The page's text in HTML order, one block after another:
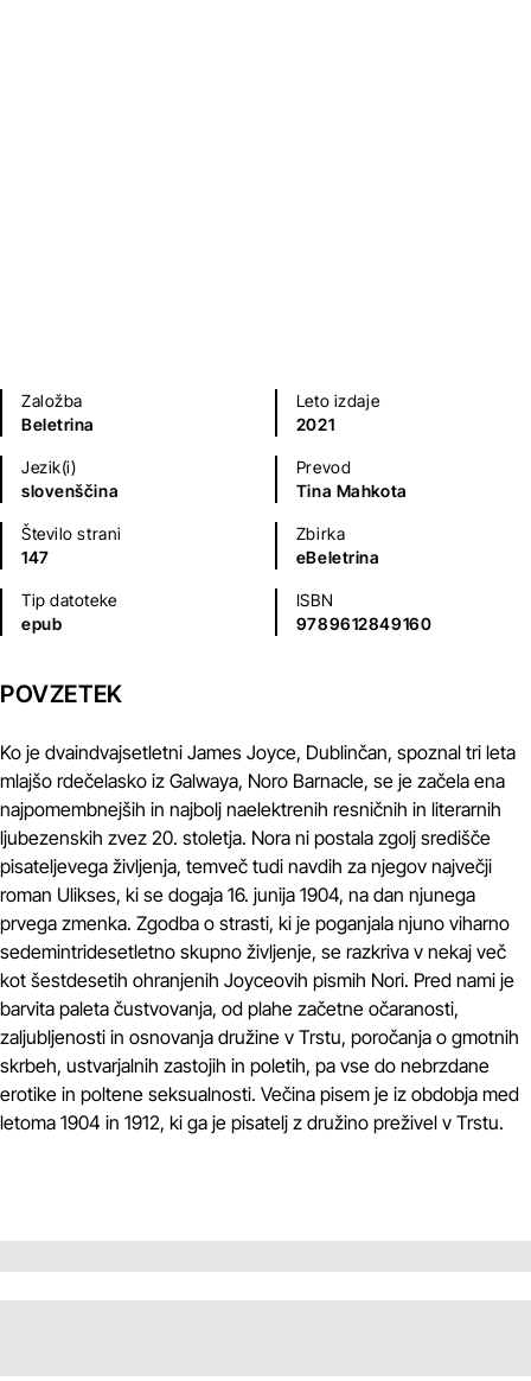
Založba
Beletrina
Leto izdaje
2021
Jezik(i)
slovenščina
Prevod
Tina Mahkota
Število strani
147
Zbirka
eBeletrina
Tip datoteke
epub
ISBN
9789612849160
POVZETEK
Ko je dvaindvajsetletni James Joyce, Dublinčan, spoznal tri leta
mlajšo rdečelasko iz Galwaya, Noro Barnacle, se je začela ena
najpomembnejših in najbolj naelektrenih resničnih in literarnih
ljubezenskih zvez 20. stoletja. Nora ni postala zgolj središče
pisateljevega življenja, temveč tudi navdih za njegov največji
roman Ulikses, ki se dogaja 16. junija 1904, na dan njunega
prvega zmenka. Zgodba o strasti, ki je poganjala njuno viharno
sedemintridesetletno skupno življenje, se razkriva v nekaj več
kot šestdesetih ohranjenih Joyceovih pismih Nori. Pred nami je
barvita paleta čustvovanja, od plahe začetne očaranosti,
zaljubljenosti in osnovanja družine v Trstu, poročanja o gmotnih
skrbeh, ustvarjalnih zastojih in poletih, pa vse do nebrzdane
erotike in poltene seksualnosti. Večina pisem je iz obdobja med
letoma 1904 in 1912, ki ga je pisatelj z družino preživel v Trstu.